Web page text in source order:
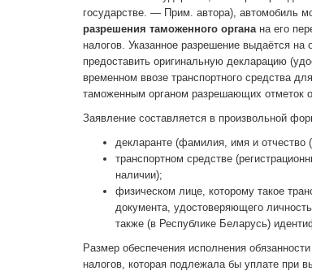
государстве. — Прим. автора), автомобиль
разрешения таможенного органа на его
налогов. Указанное разрешение выдаётся
предоставить оригинальную декларацию
временном ввозе транспортного средства
таможенным органом разрешающих отметок о
Заявление составляется в произвольной
декларанте (фамилия, имя и отчество
транспортном средстве
наличии);
физическом лице, которому такое
документа, удостоверяющего
также (в Республике Беларусь)
Размер обеспечения исполнения
налогов, которая подлежала бы уплате при